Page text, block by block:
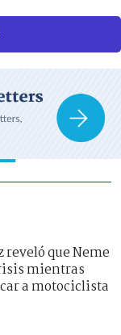
que Neme
mientras
a motociclista